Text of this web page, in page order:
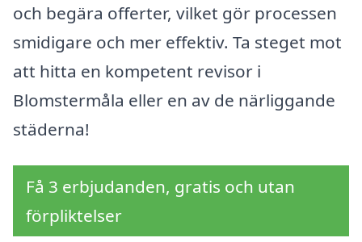
och begära offerter, vilket gör processen
smidigare och mer effektiv. Ta steget mot
att hitta en kompetent revisor i
Blomstermåla eller en av de närliggande
städerna!
Få 3 erbjudanden, gratis och utan
förpliktelser